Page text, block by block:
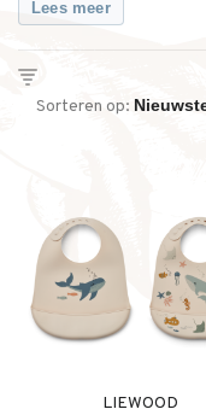
Lees meer
Sorteren op:
LIEWOOD